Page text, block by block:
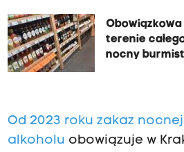
terenie
nocny
Od 2023 roku zakaz
alkoholu obowiązuje w